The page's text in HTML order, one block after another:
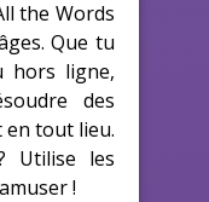
the Words
Que tu
hors ligne,
des
tout lieu.
Utilise les
!